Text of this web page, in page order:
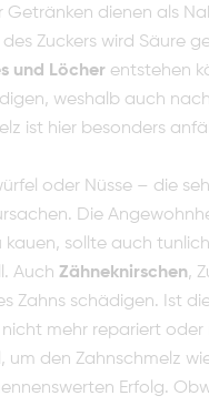
Getränken dienen als
Zuckers wird Säure
und Löcher entstehen
weshalb auch
ist hier besonders
oder Nüsse – die
Die
sollte auch
Auch Zähneknirschen,
Zahns schädigen. Ist
nicht mehr repariert
den Zahnschmelz
Erfolg.